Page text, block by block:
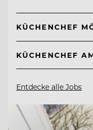
KÜCHENCHEF
KÜCHENCHEF
Entdecke alle Jobs